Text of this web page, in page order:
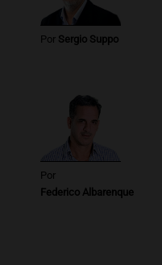
Por Sergio Suppo
Por
Federico Albarenque